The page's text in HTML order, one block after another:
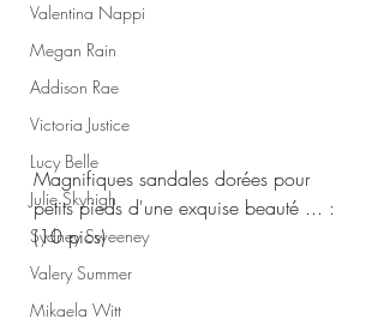
Valentina Nappi
Megan Rain
Addison Rae
Victoria Justice
Lucy Belle
Julie Skyhigh
Sydney Sweeney
Valery Summer
Mikaela Witt
Magnifiques sandales dorées pour
petits pieds d'une exquise beauté ... :
(10 pics)